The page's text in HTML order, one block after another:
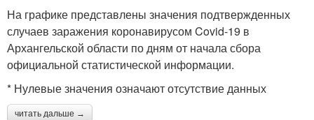
На графике представлены значения подтвержденных
случаев заражения коронавирусом Covid-19 в
Архангельской области по дням от начала сбора
официальной статистической информации.
* Нулевые значения означают отсутствие данных
читать дальше →